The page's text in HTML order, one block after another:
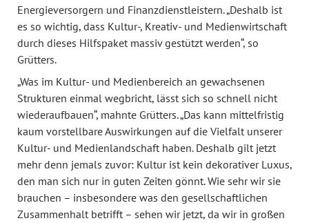
Energieversorgern und Finanzdienstleistern. „Deshalb ist
es so wichtig, dass Kultur-, Kreativ- und Medienwirtschaft
durch dieses Hilfspaket massiv gestützt werden“, so
Grütters.
„Was im Kultur- und Medienbereich an gewachsenen
Strukturen einmal wegbricht, lässt sich so schnell nicht
wiederaufbauen“, mahnte Grütters. „Das kann mittelfristig
kaum vorstellbare Auswirkungen auf die Vielfalt unserer
Kultur- und Medienlandschaft haben. Deshalb gilt jetzt
mehr denn jemals zuvor: Kultur ist kein dekorativer Luxus,
den man sich nur in guten Zeiten gönnt. Wie sehr wir sie
brauchen – insbesondere was den gesellschaftlichen
Zusammenhalt betrifft – sehen wir jetzt, da wir in großen